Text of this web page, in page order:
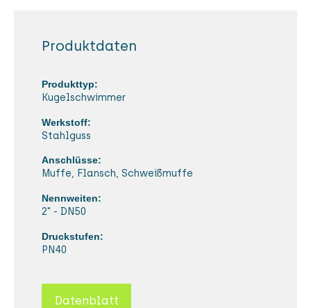
Produktdaten
Produkttyp:
Kugelschwimmer
Werkstoff:
Stahlguss
Anschlüsse:
Muffe, Flansch, Schweißmuffe
Nennweiten:
2" - DN50
Druckstufen:
PN40
Datenblatt